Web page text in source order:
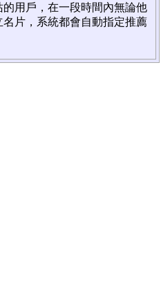
用戶，在一段時間內無論他
片，系統都會自動指定推薦